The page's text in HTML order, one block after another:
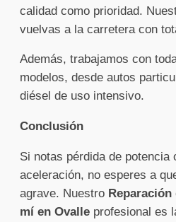
calidad como prioridad.
vuelvas a la carretera con
Además, trabajamos con
modelos, desde autos
diésel de uso intensivo.
Conclusión
Si notas pérdida de potencia
aceleración, no esperes a
agrave. Nuestro
mí en Ovalle profesional es